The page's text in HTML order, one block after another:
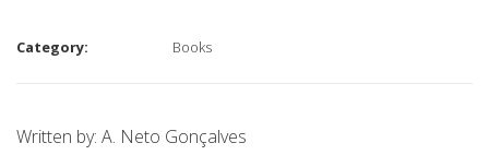
Category: Books
Written by: A. Neto Gonçalves